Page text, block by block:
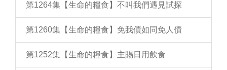
第1264集【生命的糧食】不叫我們遇見試探
第1260集【生命的糧食】免我債如同免人債
第1252集【生命的糧食】主賜日用飲食